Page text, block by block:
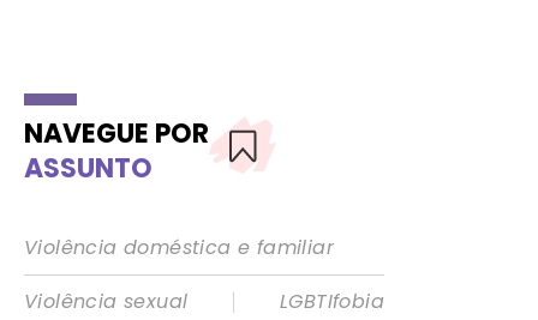
NAVEGUE POR
ASSUNTO
Violência doméstica e familiar
Violência sexual
|
LGBTIfobia